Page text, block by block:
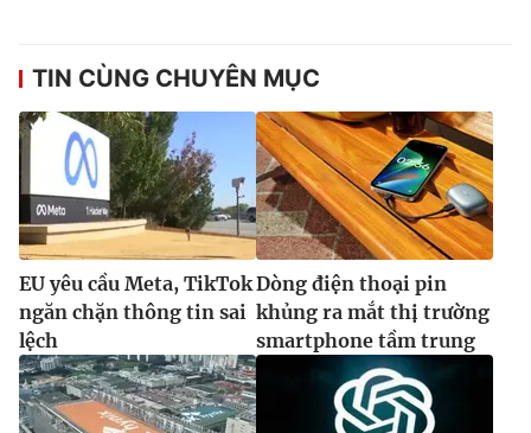
TIN CÙNG CHUYÊN MỤC
EU yêu cầu Meta, TikTok
ngăn chặn thông tin sai
lệch
Dòng điện thoại pin
khủng ra mắt thị trường
smartphone tầm trung